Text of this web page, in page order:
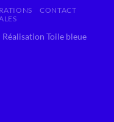
CONTACT
Réalisation Toile bleue